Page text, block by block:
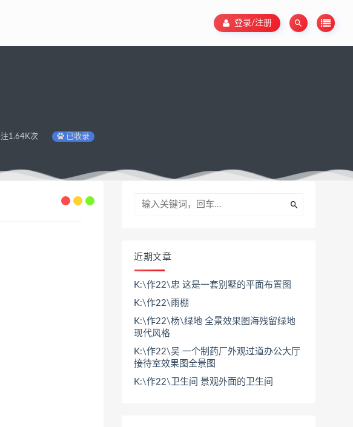
登录/注册
1.64K次 已收录
近期文章
K:\作22\忠 这是一套别墅的平面布置图
K:\作22\雨棚
K:\作22\杨\绿地 全景效果图海残留绿地
现代风格
K:\作22\吴 一个制药厂外观过道办公大厅
接待室效果图全景图
K:\作22\卫生间 景观外面的卫生间